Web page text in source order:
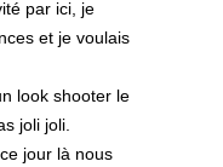
par ici, je
et je voulais
look shooter le
joli joli.
jour là nous